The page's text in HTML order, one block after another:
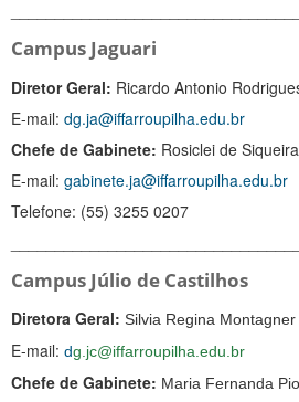
Campus Jaguari
Diretor Geral: Ricardo Antonio
E-mail: dg.ja@iffarroupilha.edu.br
Chefe de Gabinete: Rosiclei de
E-mail: gabinete.ja@iffarroupilha.edu.br
Telefone: (55) 3255 0207
Campus Júlio de Castilhos
Diretora Geral: Silvia Regina Montagner
E-mail: dg.jc@iffarroupilha.edu.br
Chefe de Gabinete: Maria Fernanda